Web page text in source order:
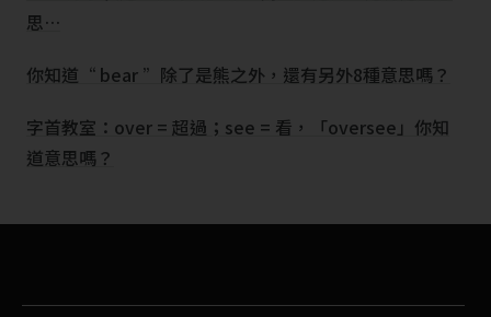
思…
你知道“ bear ”除了是熊之外，還有另外8種意思嗎？
字首教室：over = 超過；see = 看，「oversee」你知
道意思嗎？